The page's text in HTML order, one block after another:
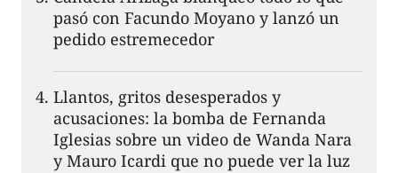
pasó con Facundo Moyano y lanzó un
pedido estremecedor
Llantos, gritos desesperados y
acusaciones: la bomba de Fernanda
Iglesias sobre un video de Wanda Nara
y Mauro Icardi que no puede ver la luz